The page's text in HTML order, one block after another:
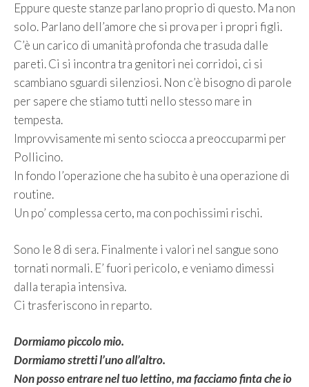
Eppure queste stanze parlano proprio di questo. Ma non
solo. Parlano dell’amore che si prova per i propri figli.
C’è un carico di umanità profonda che trasuda dalle
pareti. Ci si incontra tra genitori nei corridoi, ci si
scambiano sguardi silenziosi. Non c’è bisogno di parole
per sapere che stiamo tutti nello stesso mare in
tempesta.
Improvvisamente mi sento sciocca a preoccuparmi per
Pollicino.
In fondo l’operazione che ha subito è una operazione di
routine.
Un po’ complessa certo, ma con pochissimi rischi.
Sono le 8 di sera. Finalmente i valori nel sangue sono
tornati normali. E’ fuori pericolo, e veniamo dimessi
dalla terapia intensiva.
Ci trasferiscono in reparto.
Dormiamo piccolo mio.
Dormiamo stretti l’uno all’altro.
Non posso entrare nel tuo lettino, ma facciamo finta che io